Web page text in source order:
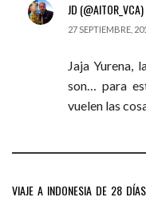
JD (@AITOR_VCA)
27 SEPTIEMBRE,
Jaja Yurena,
son… para
vuelen las
VIAJE A INDONESIA DE 28